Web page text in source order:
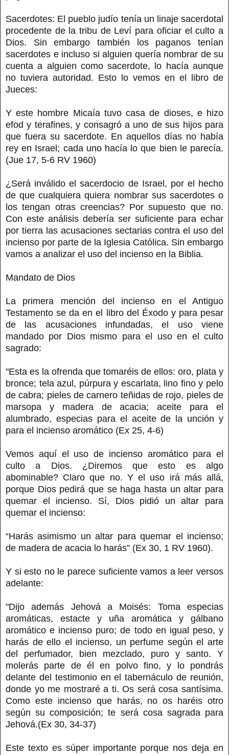
Sacerdotes: El pueblo judío tenía un linaje sacerdotal
procedente de la tribu de Leví para oficiar el culto a
Dios. Sin embargo también los paganos tenían
sacerdotes e incluso si alguien quería nombrar de su
cuenta a alguien como sacerdote, lo hacía aunque
no tuviera autoridad. Esto lo vemos en el libro de
Jueces:
Y este hombre Micaía tuvo casa de dioses, e hizo
efod y terafines, y consagró a uno de sus hijos para
que fuera su sacerdote. En aquellos días no había
rey en Israel; cada uno hacía lo que bien le parecía.
(Jue 17, 5-6 RV 1960)
¿Será inválido el sacerdocio de Israel, por el hecho
de que cualquiera quiera nombrar sus sacerdotes o
los tengan otras creencias? Por supuesto que no.
Con este análisis debería ser suficiente para echar
por tierra las acusaciones sectarias contra el uso del
incienso por parte de la Iglesia Católica. Sin embargo
vamos a analizar el uso del incienso en la Biblia.
Mandato de Dios
La primera mención del incienso en el Antiguo
Testamento se da en el libro del Éxodo y para pesar
de las acusaciones infundadas, el uso viene
mandado por Dios mismo para el uso en el culto
sagrado:
"Esta es la ofrenda que tomaréis de ellos: oro, plata y
bronce; tela azul, púrpura y escarlata, lino fino y pelo
de cabra; pieles de carnero teñidas de rojo, pieles de
marsopa y madera de acacia; aceite para el
alumbrado, especias para el aceite de la unción y
para el incienso aromático (Ex 25, 4-6)
Vemos aquí el uso de incienso aromático para el
culto a Dios. ¿Diremos que esto es algo
abominable? Claro que no. Y el uso irá más allá,
porque Dios pedirá que se haga hasta un altar para
quemar el incienso. Sí, Dios pidió un altar para
quemar el incienso:
“Harás asimismo un altar para quemar el incienso;
de madera de acacia lo harás” (Ex 30, 1 RV 1960).
Y si esto no le parece suficiente vamos a leer versos
adelante:
"Dijo además Jehová a Moisés: Toma especias
aromáticas, estacte y uña aromática y gálbano
aromático e incienso puro; de todo en igual peso, y
harás de ello el incienso, un perfume según el arte
del perfumador, bien mezclado, puro y santo. Y
molerás parte de él en polvo fino, y lo pondrás
delante del testimonio en el tabernáculo de reunión,
donde yo me mostraré a ti. Os será cosa santísima.
Como este incienso que harás, no os haréis otro
según su composición; te será cosa sagrada para
Jehová.(Ex 30, 34-37)
Este texto es súper importante porque nos deja en